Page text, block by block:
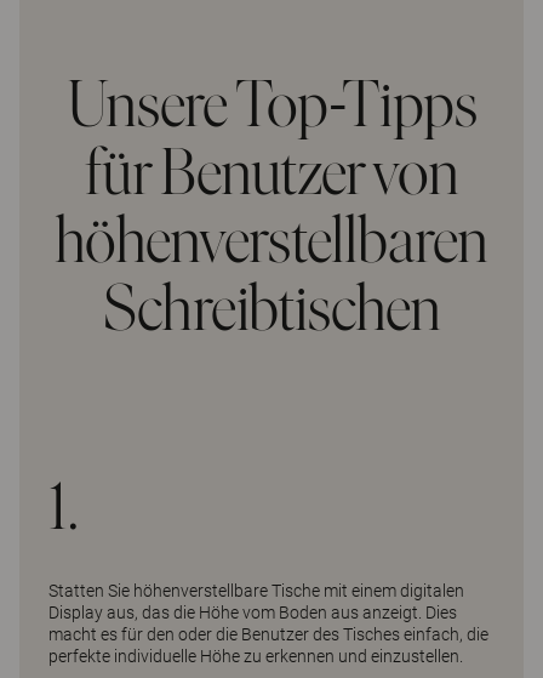
Unsere Top-Tipps
für Benutzer von
höhenverstellbaren
Schreibtischen
1.
Statten Sie höhenverstellbare Tische mit einem digitalen
Display aus, das die Höhe vom Boden aus anzeigt. Dies
macht es für den oder die Benutzer des Tisches einfach, die
perfekte individuelle Höhe zu erkennen und einzustellen.